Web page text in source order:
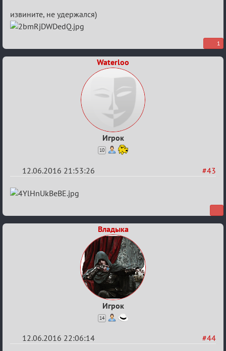
Re:
Евро
извините, не удержался)
1
Waterloo
Игрок
10
#43
12.06.2016 21:53:26
Re:
2016
Владыка
Игрок
14
#44
12.06.2016 22:06:14